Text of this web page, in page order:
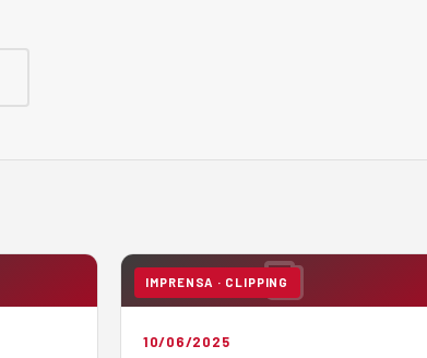
IMPRENSA · CLIPPING
10/06/2025